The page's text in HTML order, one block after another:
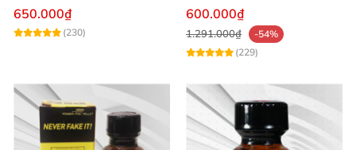
nhất kích thích cực phê
650.000₫
(230)
30ml
600.000₫
1.291.000₫
-54%
(229)